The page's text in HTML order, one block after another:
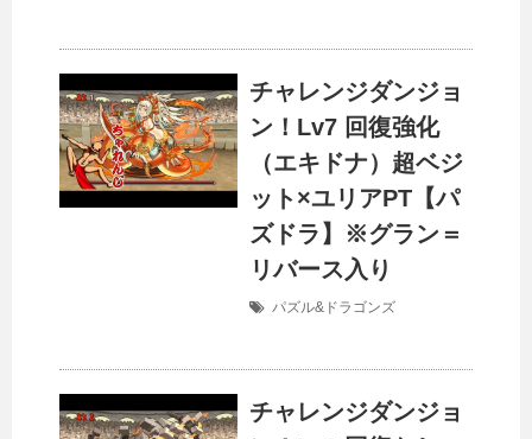
チャレンジダンジョ
ン！Lv7 回復強化
（エキドナ）超ベジ
ット×ユリアPT【パ
ズドラ】※グラン＝
リバース入り
パズル&ドラゴンズ
チャレンジダンジョ